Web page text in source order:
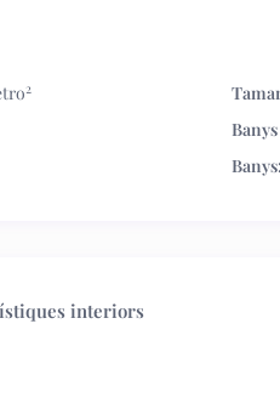
2
Banys:
interiors